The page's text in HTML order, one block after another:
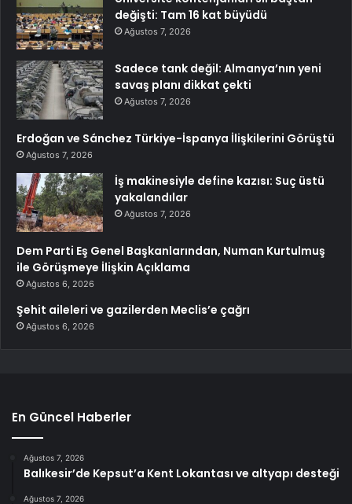
değişti: Tam 16 kat büyüdü
Ağustos 7, 2026
Sadece tank değil: Almanya’nın yeni
savaş planı dikkat çekti
Ağustos 7, 2026
Erdoğan ve Sánchez Türkiye-İspanya İlişkilerini Görüştü
Ağustos 7, 2026
İş makinesiyle define kazısı: Suç üstü
yakalandılar
Ağustos 7, 2026
Dem Parti Eş Genel Başkanlarından, Numan Kurtulmuş
ile Görüşmeye İlişkin Açıklama
Ağustos 6, 2026
Şehit aileleri ve gazilerden Meclis’e çağrı
Ağustos 6, 2026
En Güncel Haberler
Ağustos 7, 2026
Balıkesir’de Kepsut’a Kent Lokantası ve altyapı desteği
Ağustos 7, 2026